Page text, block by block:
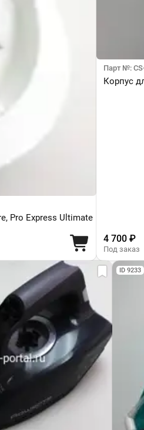
Pro Express Ultimate
Парт №:
Корпус
4 700 ₽
Под заказ
ID 9233